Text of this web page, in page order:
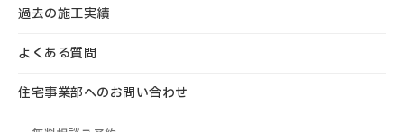
過去の施工実績
よくある質問
住宅事業部へのお問い合わせ